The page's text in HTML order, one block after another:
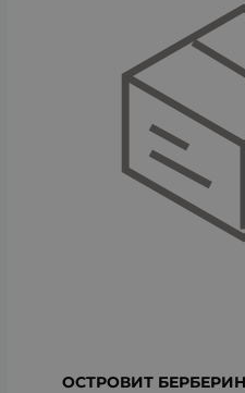
ОСТРОВИТ БЕРБЕРИН